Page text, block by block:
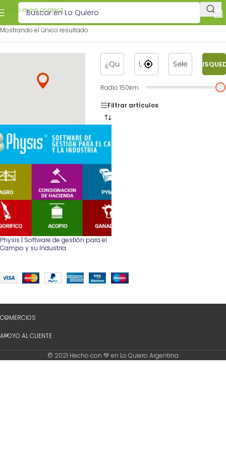
Skip to main content
Mostrando el único resultado
Radio150km
Filtrar artículos
Physis | Software de gestión para el
Campo y su Industria
COMERCIOS
APOYO AL CLIENTE
© 2021 Hecho con 💚 en Lo Quiero Argentina